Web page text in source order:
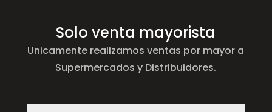
Solo venta mayorista
Unicamente realizamos ventas por mayor a
Supermercados y Distribuidores.